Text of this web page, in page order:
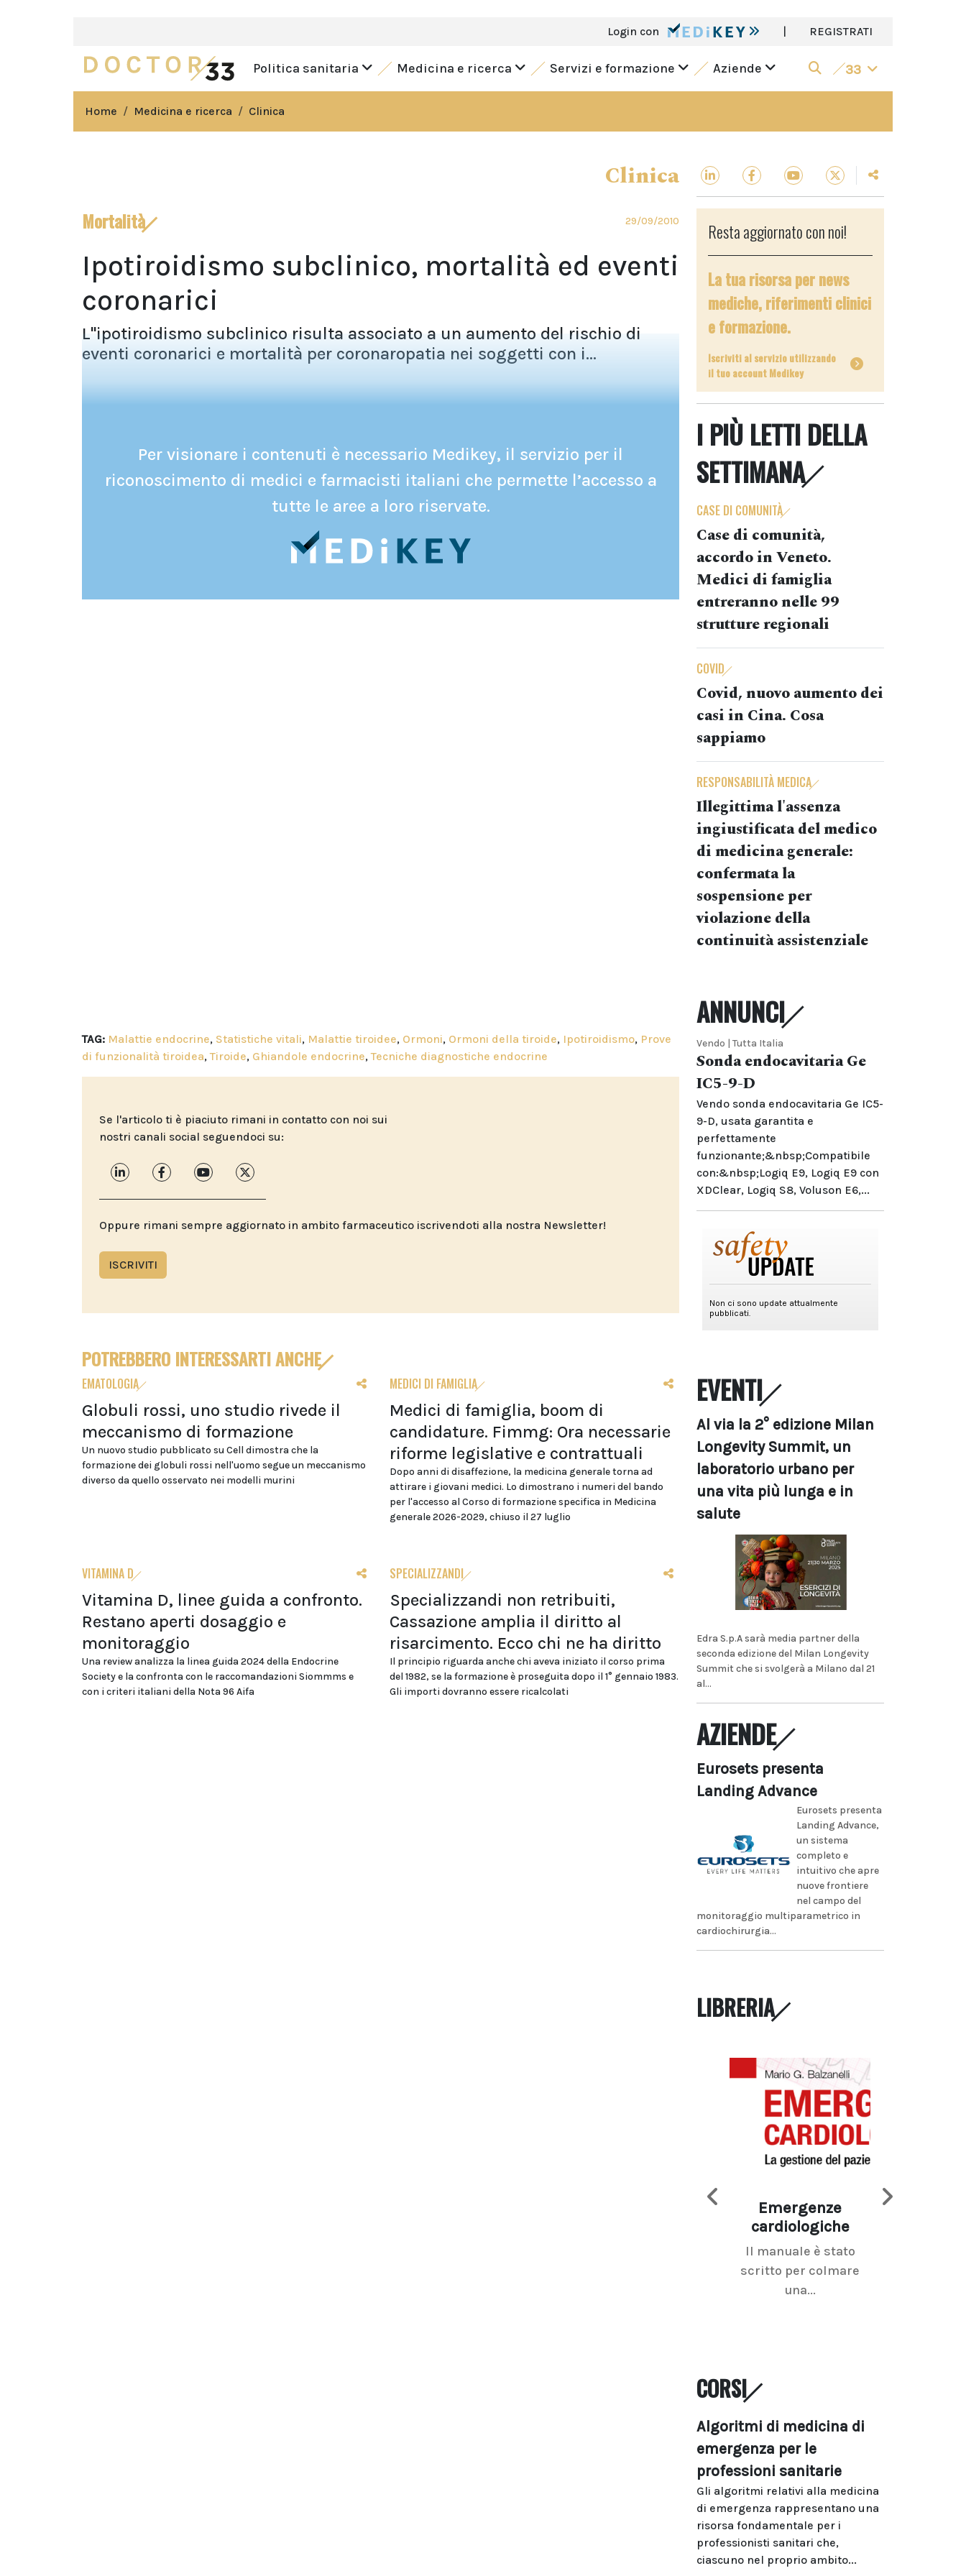
Login con | REGISTRATI
Politica sanitaria Medicina e ricerca Servizi e formazione Aziende 33
Home Medicina e ricerca Clinica
Clinica
Mortalità 29/09/2010
Ipotiroidismo subclinico, mortalità ed eventi
coronarici
L''ipotiroidismo subclinico risulta associato a un aumento del rischio di
eventi coronarici e mortalità per coronaropatia nei soggetti con i...
Per visionare i contenuti è necessario Medikey, il servizio per il
riconoscimento di medici e farmacisti italiani che permette l’accesso a
tutte le aree a loro riservate.
TAG: Malattie endocrine, Statistiche vitali, Malattie tiroidee, Ormoni, Ormoni della tiroide, Ipotiroidismo, Prove
di funzionalità tiroidea,Tiroide, Ghiandole endocrine,Tecniche diagnostiche endocrine
Se l'articolo ti è piaciuto rimani in contatto con noi sui
nostri canali social seguendoci su:
Oppure rimani sempre aggiornato in ambito farmaceutico iscrivendoti alla nostra Newsletter!
ISCRIVITI
POTREBBERO INTERESSARTI ANCHE
EMATOLOGIA
Globuli rossi, uno studio rivede il
meccanismo di formazione
Un nuovo studio pubblicato su Cell dimostra che la
formazione dei globuli rossi nell'uomo segue un meccanismo
diverso da quello osservato nei modelli murini
MEDICI DI FAMIGLIA
Medici di famiglia, boom di
candidature. Fimmg: Ora necessarie
riforme legislative e contrattuali
Dopo anni di disaffezione, la medicina generale torna ad
attirare i giovani medici. Lo dimostrano i numeri del bando
per l'accesso al Corso di formazione specifica in Medicina
generale 2026-2029, chiuso il 27 luglio
VITAMINA D
Vitamina D, linee guida a confronto.
Restano aperti dosaggio e
monitoraggio
Una review analizza la linea guida 2024 della Endocrine
Society e la confronta con le raccomandazioni Siommms e
con i criteri italiani della Nota 96 Aifa
SPECIALIZZANDI
Specializzandi non retribuiti,
Cassazione amplia il diritto al
risarcimento. Ecco chi ne ha diritto
Il principio riguarda anche chi aveva iniziato il corso prima
del 1982, se la formazione è proseguita dopo il 1° gennaio 1983.
Gli importi dovranno essere ricalcolati
Resta aggiornato con noi!
La tua risorsa per news
mediche, riferimenti clinici
e formazione.
Iscriviti al servizio utilizzando
il tuo account Medikey
I PIÙ LETTI DELLA
SETTIMANA
CASE DI COMUNITÀ
Case di comunità,
accordo in Veneto.
Medici di famiglia
entreranno nelle 99
strutture regionali
COVID
Covid, nuovo aumento dei
casi in Cina. Cosa
sappiamo
RESPONSABILITÀ MEDICA
Illegittima l'assenza
ingiustificata del medico
di medicina generale:
confermata la
sospensione per
violazione della
continuità assistenziale
ANNUNCI
Vendo | Tutta Italia
Sonda endocavitaria Ge
IC5-9-D
Vendo sonda endocavitaria Ge IC5-
9-D, usata garantita e
perfettamente
funzionante;&nbsp;Compatibile
con:&nbsp;Logiq E9, Logiq E9 con
XDClear, Logiq S8, Voluson E6,...
EVENTI
Al via la 2° edizione Milan
Longevity Summit, un
laboratorio urbano per
una vita più lunga e in
salute
Edra S.p.A sarà media partner della
seconda edizione del Milan Longevity
Summit che si svolgerà a Milano dal 21
al...
AZIENDE
Eurosets presenta
Landing Advance
Eurosets presenta
Landing Advance,
un sistema
completo e
intuitivo che apre
nuove frontiere
nel campo del
monitoraggio multiparametrico in
cardiochirurgia...
LIBRERIA
Emergenze
cardiologiche
Il manuale è stato
scritto per colmare
una...
CORSI
Algoritmi di medicina di
emergenza per le
professioni sanitarie
Gli algoritmi relativi alla medicina
di emergenza rappresentano una
risorsa fondamentale per i
professionisti sanitari che,
ciascuno nel proprio ambito...